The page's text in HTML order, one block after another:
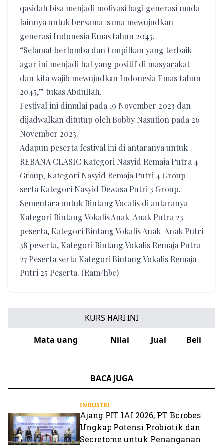
qasidah bisa menjadi motivasi bagi generasi muda
lainnya untuk bersama-sama mewujudkan
generasi Indonesia Emas tahun 2045.
“Selamat berlomba dan tampilkan yang terbaik
agar ini menjadi hal yang positif di masyarakat
dan kita wajib mewujudkan Indonesia Emas tahun
2045,” tukas Abdullah.
Festival ini dimulai pada 19 November 2023 dan
dijadwalkan ditutup oleh Bobby Nasution pada 26
November 2023.
Adapun peserta festival ini di antaranya untuk
REBANA CLASIC Kategori Nasyid Remaja Putra 4
Group, Kategori Nasyid Remaja Putri 4 Group
serta Kategori Nasyid Dewasa Putri 3 Group.
Sementara untuk Bintang Vocalis di antaranya
Kategori Bintang Vokalis Anak-Anak Putra 23
peserta, Kategori Bintang Vokalis Anak-Anak Putri
38 peserta, Kategori Bintang Vokalis Remaja Putra
27 Peserta serta Kategori Bintang Vokalis Remaja
Putri 25 Peserta. (Ram/hbc)
KURS HARI INI
Mata uang
Nilai Jual Beli
BACA JUGA
INDUSTRI
Ajang PIT IAI 2026, PT Bcrobes
Ungkap Potensi Probiotik dan
Secretome untuk Penanganan